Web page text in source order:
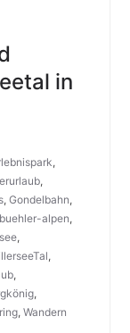
in
,
,
, Gondelbahn,
alpen,
,
,
,
,
, Wandern